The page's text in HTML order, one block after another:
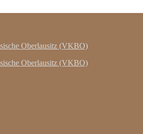
Oberlausitz (VKBO)
Oberlausitz (VKBO)